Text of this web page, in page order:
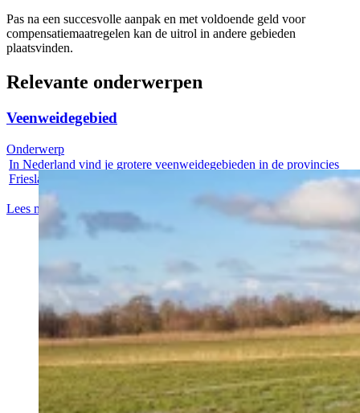
Pas na een succesvolle aanpak en met voldoende geld voor
compensatiemaatregelen kan de uitrol in andere gebieden
plaatsvinden.
Relevante onderwerpen
Veenweidegebied
In Nederland vind je grotere veenweidegebieden in de provincies
Friesland,...
Lees meer
Onderwerp